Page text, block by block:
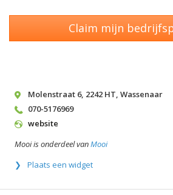
Claim mijn
Molenstraat 6, 2242 HT, Wassenaar
070-5176969
website
Mooi is onderdeel vanMooi
Plaats een widget